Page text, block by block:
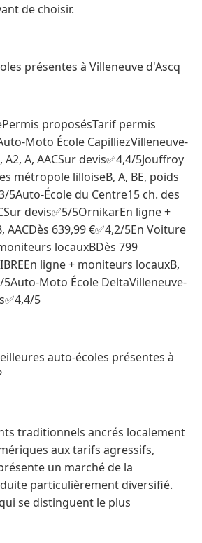
de choisir.
présentes à Villeneuve d'Ascq
proposésTarif permis
Moto École CapilliezVilleneuve-
A2, A, AACSur devis✅4,4/5Jouffroy
métropole lilloiseB, A, BE, poids
5Auto-École du Centre15 ch. des
devis✅5/5OrnikarEn ligne +
639,99 €✅4,2/5En Voiture
locauxBDès 799
ligne + moniteurs locauxB,
5Auto-Moto École DeltaVilleneuve-
5
auto-écoles présentes à
traditionnels ancrés localement
aux tarifs agressifs,
un marché de la
particulièrement diversifié.
se distinguent le plus